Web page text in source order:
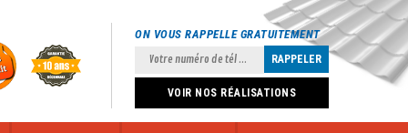
ON VOUS RAPPELLE GRATUITEMENT
VOIR NOS RÉALISATIONS